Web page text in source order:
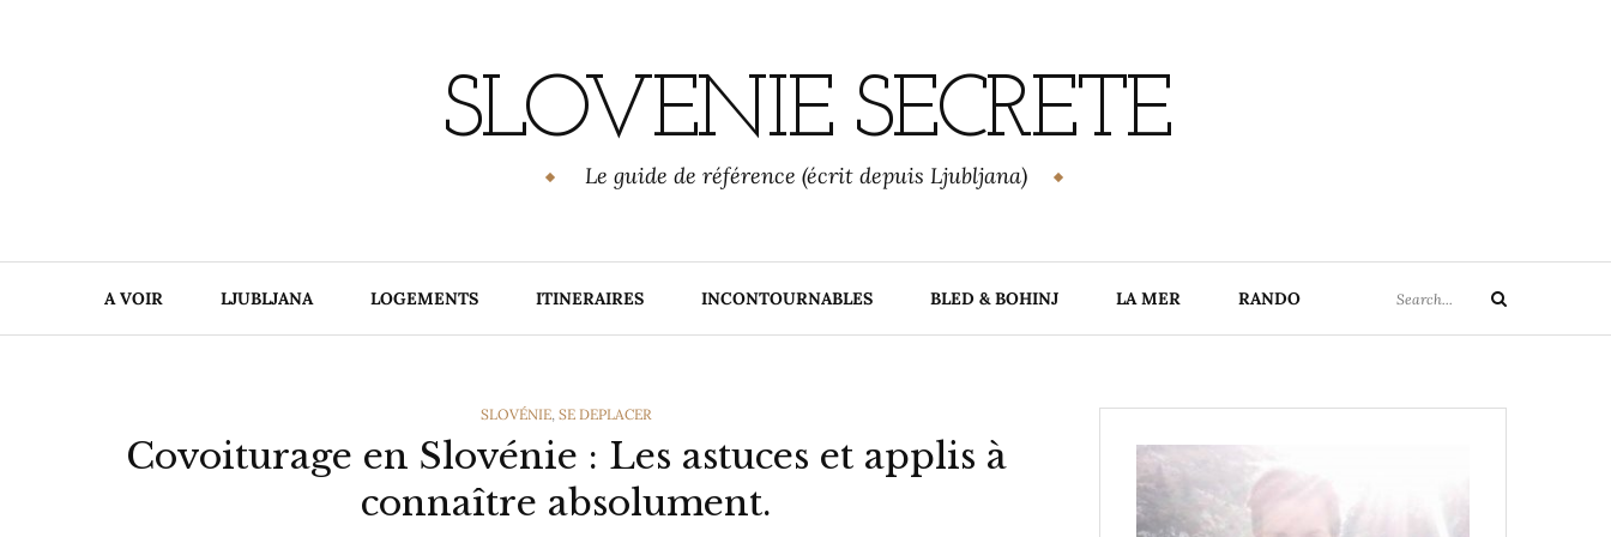
SLOVENIE SECRETE
Le guide de référence (écrit depuis Ljubljana)
A VOIR LJUBLJANA LOGEMENTS ITINERAIRES INCONTOURNABLES BLED & BOHINJ LA MER RANDO
for:
Search
CATEGORIES
SLOVÉNIE, SE DEPLACER
Covoiturage en Slovénie : Les astuces et applis à
connaître absolument.